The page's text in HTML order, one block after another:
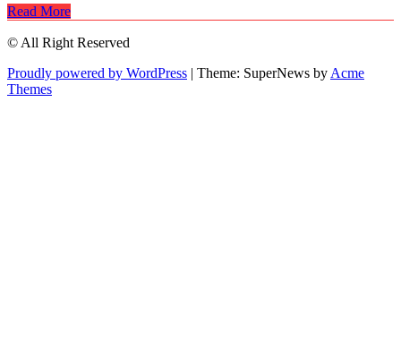
Read More
© All Right Reserved
Proudly powered by WordPress | Theme: SuperNews by Acme
Themes